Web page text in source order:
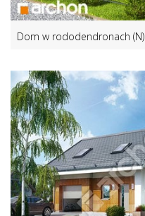
Dom w rododendronach (N)